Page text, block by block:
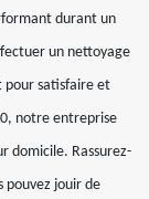
durant un
un nettoyage
pour satisfaire et
notre entreprise
domicile. Rassurez-
pouvez jouir de